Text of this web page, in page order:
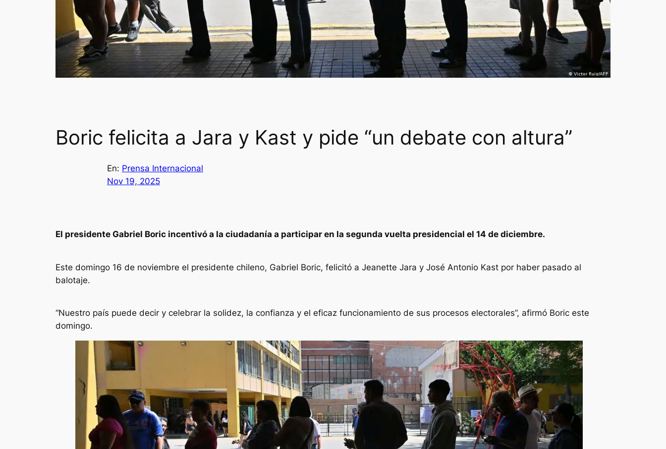
Boric felicita a Jara y Kast y pide “un debate con altura”
En: Prensa Internacional
Nov 19, 2025
El presidente Gabriel Boric incentivó a la ciudadanía a participar en la segunda vuelta presidencial el 14 de diciembre.
Este domingo 16 de noviembre el presidente chileno, Gabriel Boric, felicitó a Jeanette Jara y José Antonio Kast por haber pasado al
balotaje.
“Nuestro país puede decir y celebrar la solidez, la confianza y el eficaz funcionamiento de sus procesos electorales”, afirmó Boric este
domingo.